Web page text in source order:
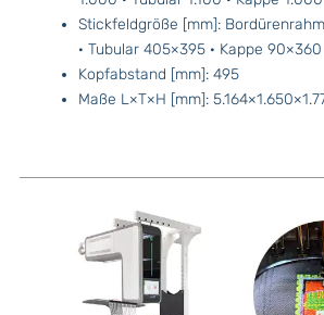
Stickfeldgröße [mm]:
· Tubular 405×395 · Kappe 90×360
Kopfabstand [mm]: 495
Maße L×T×H [mm]: